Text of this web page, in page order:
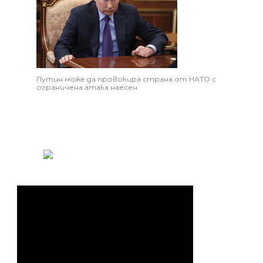
Путин може да провокира страна от НАТО с
ограничена атака наесен